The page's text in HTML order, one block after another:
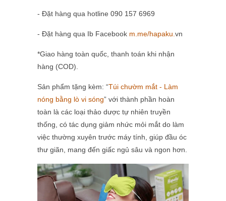
- Đặt hàng qua hotline 090 157 6969
- Đặt hàng qua Ib Facebook m.me/hapaku.vn
*Giao hàng toàn quốc, thanh toán khi nhận
hàng (COD).
Sản phẩm tặng kèm: “Túi chườm mắt - Làm
nóng bằng lò vi sóng” với thành phần hoàn
toàn là các loại thảo dược tự nhiên truyền
thống, có tác dụng giảm nhức mỏi mắt do làm
việc thường xuyên trước máy tính, giúp đầu óc
thư giãn, mang đến giấc ngủ sâu và ngon hơn.